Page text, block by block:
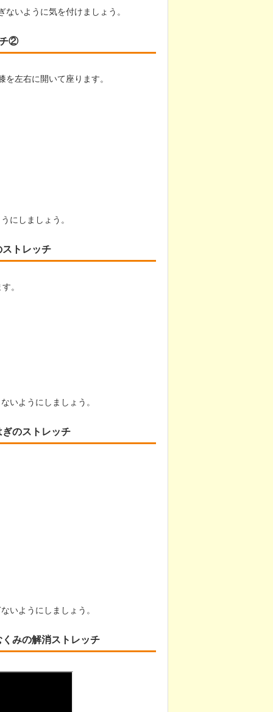
いように気を付けましょう。
チ②
を左右に開いて座ります。
にしましょう。
トレッチ
。
いようにしましょう。
のストレッチ
いようにしましょう。
みの解消ストレッチ